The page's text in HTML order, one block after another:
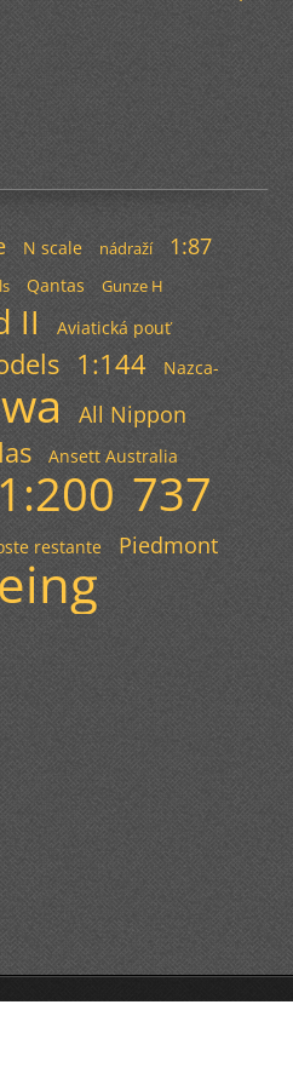
N scale nádraží 1:87
Qantas Gunze H
II
Aviatická pouť
1:144 Nazca-
All Nippon
Ansett Australia
1:200 737
restante
Piedmont